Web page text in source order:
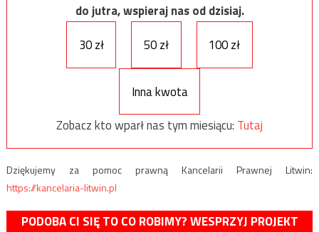
do jutra, wspieraj nas od dzisiaj.
30 zł
50 zł 100 zł
Inna kwota
Zobacz kto wparł nas tym miesiącu: Tutaj
Dziękujemy za pomoc prawną Kancelarii Prawnej Litwin:
https://kancelaria-litwin.pl
PODOBA CI SIĘ TO CO ROBIMY? WESPRZYJ PROJEKT